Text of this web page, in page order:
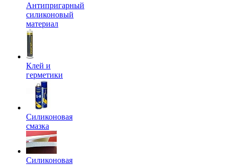
Антипригарный
силиконовый
материал
Клей и
герметики
Силиконовая
смазка
Силиконовая